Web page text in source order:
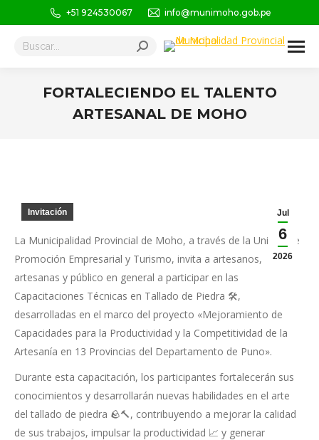
+51 924530067 info@munimoho.gob.pe
Buscar:
FORTALECIENDO EL TALENTO
ARTESANAL DE MOHO
Jul
6
2026
Invitación
La Municipalidad Provincial de Moho, a través de la Unidad de
Promoción Empresarial y Turismo, invita a artesanos,
artesanas y público en general a participar en las
Capacitaciones Técnicas en Tallado de Piedra 🛠️,
desarrolladas en el marco del proyecto «Mejoramiento de
Capacidades para la Productividad y la Competitividad de la
Artesanía en 13 Provincias del Departamento de Puno».
Durante esta capacitación, los participantes fortalecerán sus
conocimientos y desarrollarán nuevas habilidades en el arte
del tallado de piedra 🪨🔨, contribuyendo a mejorar la calidad
de sus trabajos, impulsar la productividad 📈 y generar